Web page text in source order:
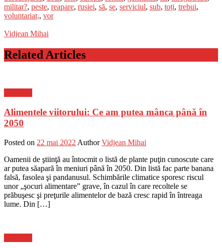
militar?, peste, reapare, rusiei, să, se, serviciul, sub, toți, trebui,
voluntariat,, vor
Vidjean Mihai
Related Articles
Alimentele viitorului: Ce am putea mânca până în
2050
Posted on 22 mai 2022 Author Vidjean Mihai
Oamenii de ştiinţă au întocmit o listă de plante puţin cunoscute care
ar putea săapară în meniuri până în 2050. Din listă fac parte banana
falsă, fasolea şi pandanusul. Schimbările climatice sporesc riscul
unor „şocuri alimentare” grave, în cazul în care recoltele se
prăbuşesc şi preţurile alimentelor de bază cresc rapid în întreaga
lume. Din […]